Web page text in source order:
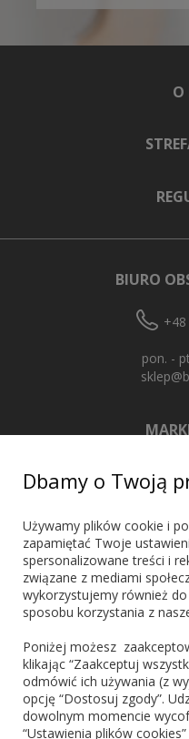
O
BIURO
pon. -
Blik PayPo
Dbamy o Twoją
Używamy plików cookie i
zapamiętać Twoje
spersonalizowane treści i
związane z mediami
wykorzystujemy również
sposobu korzystania z
Poniżej możesz
klikając “Zaakceptuj
odmówić ich używania (z
opcję “Dostosuj zgody”.
dowolnym momencie
“Ustawienia plików